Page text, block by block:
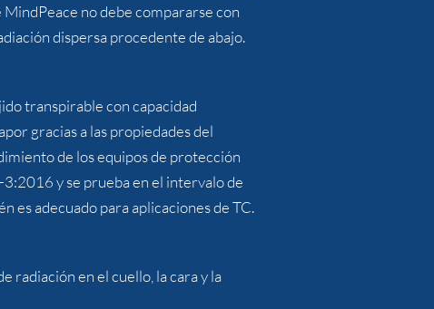
no debe compararse con
dispersa procedente de abajo.
transpirable con capacidad
gracias a las propiedades del
de los equipos de protección
y se prueba en el intervalo de
es adecuado para aplicaciones de TC.
radiación en el cuello, la cara y la